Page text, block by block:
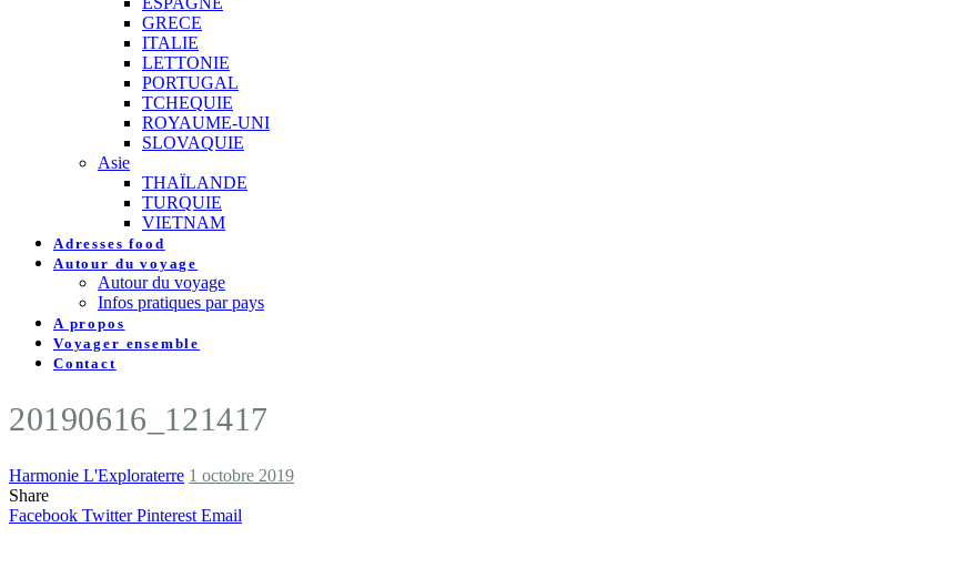
GRECE
ITALIE
LETTONIE
PORTUGAL
TCHEQUIE
ROYAUME-UNI
SLOVAQUIE
Asie
THAÏLANDE
TURQUIE
VIETNAM
Adresses food
Autour du voyage
Autour du voyage
Infos pratiques par pays
A propos
Voyager ensemble
Contact
20190616_121417
Harmonie L'Exploraterre 1 octobre 2019
Share
Facebook Twitter Pinterest Email